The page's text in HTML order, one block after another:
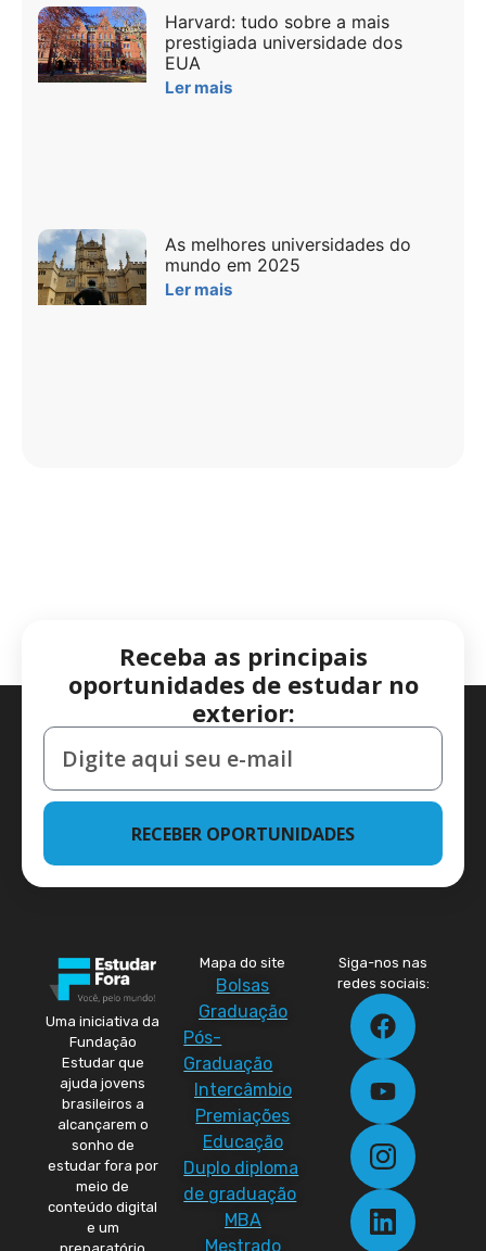
Harvard: tudo sobre a mais
prestigiada universidade dos
EUA
Ler mais
As melhores universidades do
mundo em 2025
Ler mais
Receba as principais
oportunidades de estudar no
exterior:
RECEBER OPORTUNIDADES
Uma iniciativa da
Fundação
Estudar que
ajuda jovens
brasileiros a
alcançarem o
sonho de
estudar fora por
meio de
conteúdo digital
e um
Mapa do site
Bolsas
Graduação
Pós-
Graduação
Intercâmbio
Premiações
Educação
Duplo diploma
de graduação
MBA
Mestrado
Siga-nos nas
redes sociais: